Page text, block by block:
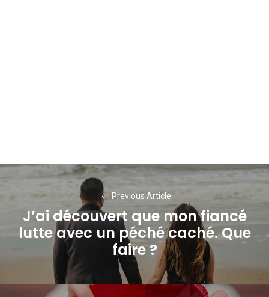
Navigation
de
l’article
Previous Article
Previous
post:
J’ai découvert que mon fiancé
lutte avec un péché caché. Que
faire ?